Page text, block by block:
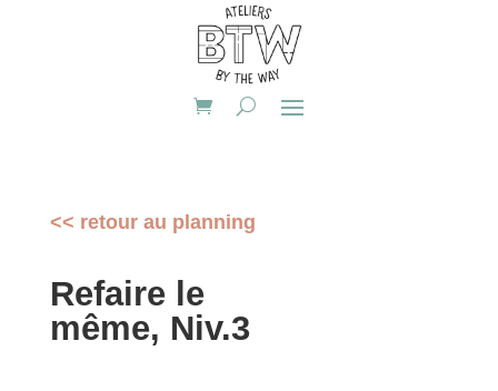
<< retour au planning
Refaire le
même, Niv.3